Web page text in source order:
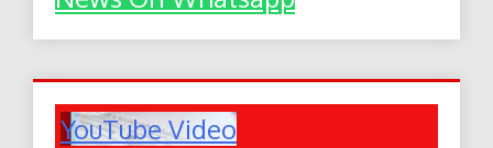
YouTube Video